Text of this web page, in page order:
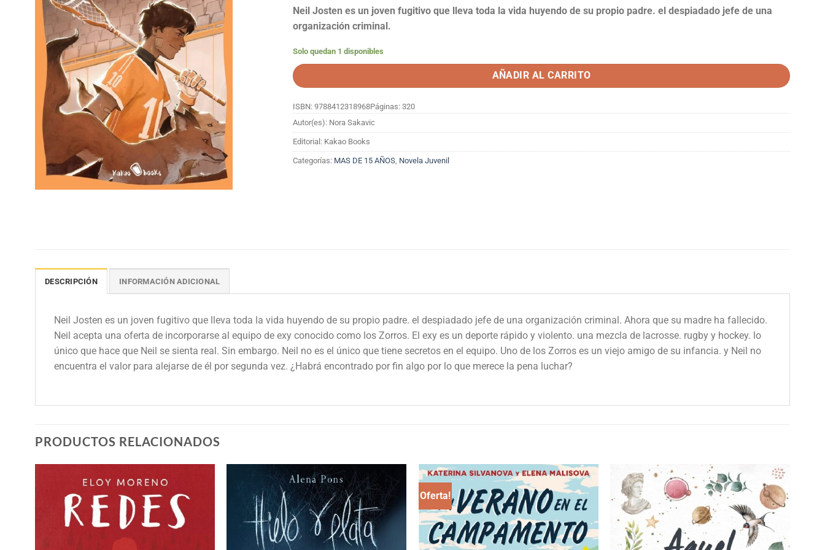
Neil Josten es un joven fugitivo que lleva toda la vida huyendo de su propio padre. el despiadado jefe de una
organización criminal.
Solo quedan 1 disponibles
AÑADIR AL CARRITO
ISBN: 9788412318968Páginas: 320
Autor(es): Nora Sakavic
Editorial: Kakao Books
Categorías: MAS DE 15 AÑOS, Novela Juvenil
DESCRIPCIÓN INFORMACIÓN ADICIONAL
Neil Josten es un joven fugitivo que lleva toda la vida huyendo de su propio padre. el despiadado jefe de una organización criminal. Ahora que su madre ha fallecido.
Neil acepta una oferta de incorporarse al equipo de exy conocido como los Zorros. El exy es un deporte rápido y violento. una mezcla de lacrosse. rugby y hockey. lo
único que hace que Neil se sienta real. Sin embargo. Neil no es el único que tiene secretos en el equipo. Uno de los Zorros es un viejo amigo de su infancia. y Neil no
encuentra el valor para alejarse de él por segunda vez. ¿Habrá encontrado por fin algo por lo que merece la pena luchar?
PRODUCTOS RELACIONADOS
Oferta!